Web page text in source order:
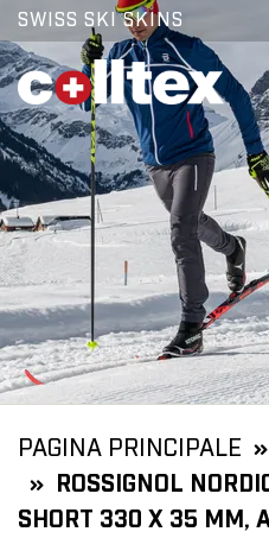
SWISS SKI SKINS
PAGINA PRINCIPALE
ROSSIGNOL
SHORT 330 X 35 MM,